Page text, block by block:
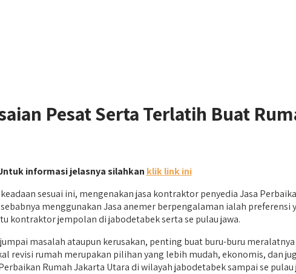
Pesat Serta Terlatih Buat
informasi jelasnya silahkan klik link ini
sesuai ini, mengenakan jasa kontraktor penyedia Jasa
menggunakan Jasa anemer berpengalaman ialah preferensi
kontraktor jempolan di jabodetabek serta se pulau jawa.
masalah ataupun kerusakan, penting buat buru-buru
rumah merupakan pilihan yang lebih mudah, ekonomis, dan
Rumah Jakarta Utara di wilayah jabodetabek sampai se pulau